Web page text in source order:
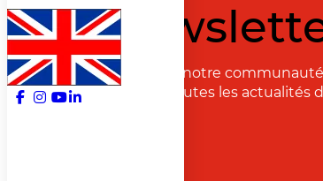
Rejoignez notre
recevoir toutes les actualités